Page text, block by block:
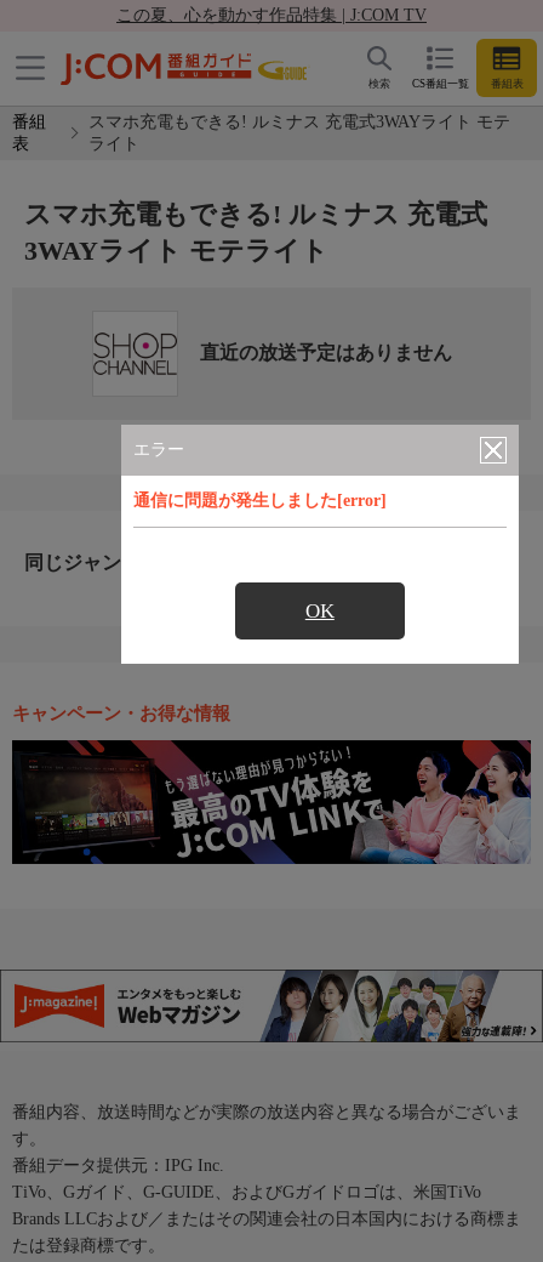
この夏、心を動かす作品特集 | J:COM TV
CS番組一覧 番組表
検索
番組
表
スマホ充電もできる! ルミナス 充電式3WAYライト モテ
ライト
エラー
通信に問題が発生しました[error]
OK
スマホ充電もできる! ルミナス 充電式
3WAYライト モテライト
直近の放送予定はありません
同じジャンルのおすすめ番組
キャンペーン・お得な情報
番組内容、放送時間などが実際の放送内容と異なる場合がございま
す。
番組データ提供元：IPG Inc.
TiVo、Gガイド、G-GUIDE、およびGガイドロゴは、米国TiVo
Brands LLCおよび／またはその関連会社の日本国内における商標ま
たは登録商標です。